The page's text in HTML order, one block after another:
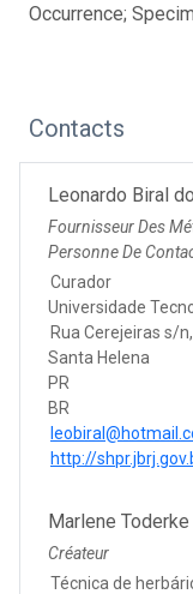
Occurrence;
Contacts
Leonardo Biral
Fournisseur Des
Personne De
Curador
Universidade
Rua Cerejeiras s/
Santa Helena
PR
BR
http://
Marlene Toderke
Créateur
Técnica de